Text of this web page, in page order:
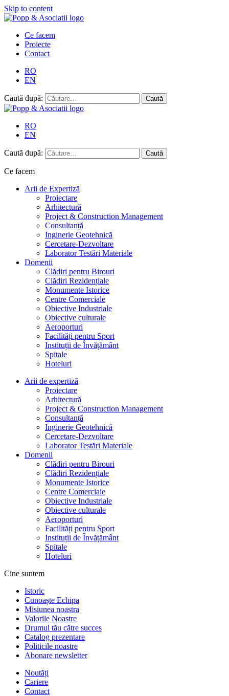
Skip to content
Ce facem
Proiecte
Contact
RO
EN
Caută după:
RO
EN
Caută după:
Ce facem
Arii de Expertiză
Proiectare
Arhitectură
Project & Construction Management
Consultanță
Inginerie Geotehnică
Cercetare-Dezvoltare
Laborator Testări Materiale
Domenii
Clădiri pentru Birouri
Clădiri Rezidențiale
Monumente Istorice
Centre Comerciale
Obiective Industriale
Obiective culturale
Aeroporturi
Facilități pentru Sport
Instituții de Învățământ
Spitale
Hoteluri
Arii de expertiză
Proiectare
Arhitectură
Project & Construction Management
Consultanță
Inginerie Geotehnică
Cercetare-Dezvoltare
Laborator Testări Materiale
Domenii
Clădiri pentru Birouri
Clădiri Rezidențiale
Monumente Istorice
Centre Comerciale
Obiective Industriale
Obiective culturale
Aeroporturi
Facilități pentru Sport
Instituții de Învățământ
Spitale
Hoteluri
Cine suntem
Istoric
Cunoaște Echipa
Misiunea noastra
Valorile Noastre
Drumul tău către succes
Catalog prezentare
Politicile noastre
Abonare newsletter
Noutăți
Cariere
Contact